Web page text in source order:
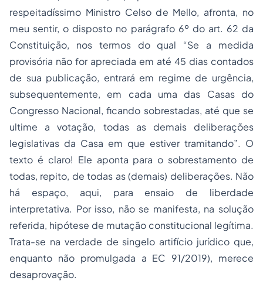
respeitadíssimo Ministro Celso de Mello, afronta, no
meu sentir, o disposto no parágrafo 6º do art. 62 da
Constituição, nos termos do qual “Se a medida
provisória não for apreciada em até 45 dias contados
de sua publicação, entrará em regime de urgência,
subsequentemente, em cada uma das Casas do
Congresso Nacional, ficando sobrestadas, até que se
ultime a votação, todas as demais deliberações
legislativas da Casa em que estiver tramitando”. O
texto é claro! Ele aponta para o sobrestamento de
todas, repito, de todas as (demais) deliberações. Não
há espaço, aqui, para ensaio de liberdade
interpretativa. Por isso, não se manifesta, na solução
referida, hipótese de mutação constitucional legítima.
Trata-se na verdade de singelo artifício jurídico que,
enquanto não promulgada a EC 91/2019), merece
desaprovação.